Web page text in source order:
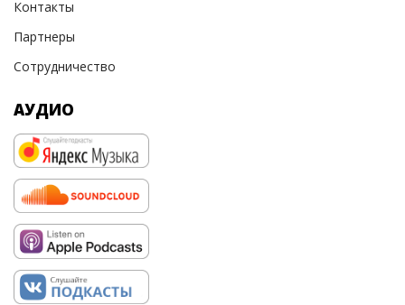
Контакты
Партнеры
Сотрудничество
АУДИО